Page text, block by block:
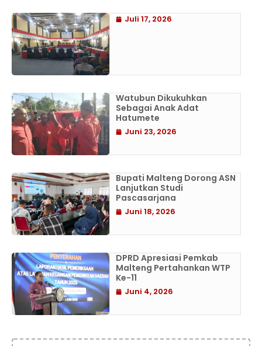
Juli 17, 2026
Watubun Dikukuhkan
Sebagai Anak Adat
Hatumete
Juni 23, 2026
Bupati Malteng Dorong ASN
Lanjutkan Studi
Pascasarjana
Juni 18, 2026
DPRD Apresiasi Pemkab
Malteng Pertahankan WTP
Ke-11
Juni 4, 2026